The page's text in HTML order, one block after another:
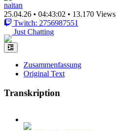
naitan
25.04.26 • 04:43:02 • 13.170 Views
Twitch: 2756987551
Just Chatting
Zusammenfassung
Original Text
Transkription